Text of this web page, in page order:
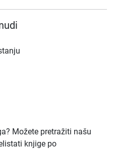
Možete pretražiti našu
knjige po